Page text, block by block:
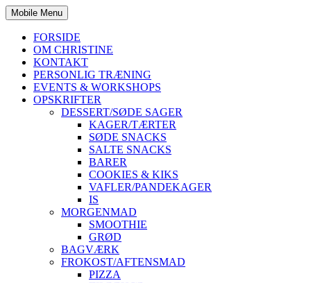
Mobile Menu
FORSIDE
OM CHRISTINE
KONTAKT
PERSONLIG TRÆNING
EVENTS & WORKSHOPS
OPSKRIFTER
DESSERT/SØDE SAGER
KAGER/TÆRTER
SØDE SNACKS
SALTE SNACKS
BARER
COOKIES & KIKS
VAFLER/PANDEKAGER
IS
MORGENMAD
SMOOTHIE
GRØD
BAGVÆRK
FROKOST/AFTENSMAD
PIZZA